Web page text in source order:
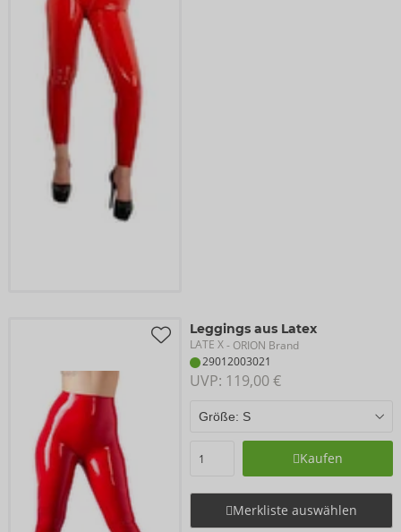
Leggings aus Latex
LATE X- ORION Brand
29012003021
UVP: 119,00 €
Kaufen
Merkliste auswählen